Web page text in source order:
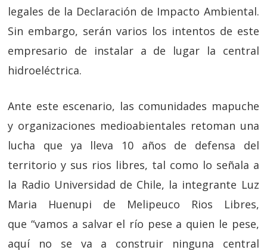
legales de la Declaración de Impacto Ambiental.
Sin embargo, serán varios los intentos de este
empresario de instalar a de lugar la central
hidroeléctrica.
Ante este escenario, las comunidades mapuche
y organizaciones medioabientales retoman una
lucha que ya lleva 10 años de defensa del
territorio y sus rios libres, tal como lo señala a
la Radio Universidad de Chile, la integrante Luz
Maria Huenupi de Melipeuco Rios Libres,
que “vamos a salvar el río pese a quien le pese,
aquí no se va a construir ninguna central